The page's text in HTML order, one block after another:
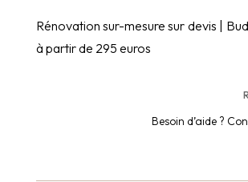
Rénovation sur-mesure sur devis |
à partir de 295 euros
Besoin d’aide ?